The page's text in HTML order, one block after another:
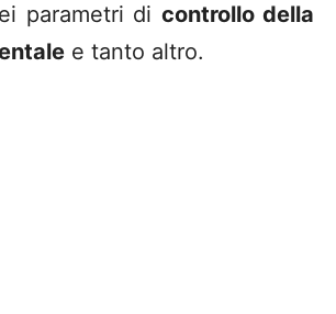
parametri di controllo della
e tanto altro.